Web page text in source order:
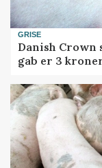
GRISE
Danish
gab er 3